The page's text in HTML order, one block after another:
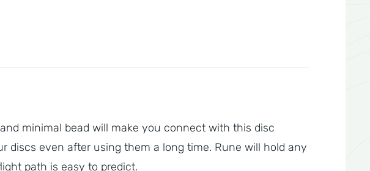
minimal bead will make you connect with this disc
discs even after using them a long time. Rune will hold any
path is easy to predict.